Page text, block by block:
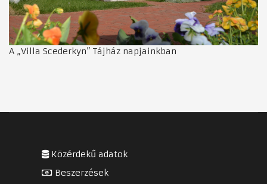
A „Villa Scederkyn” Tájház napjainkban
Közérdekű adatok
Beszerzések